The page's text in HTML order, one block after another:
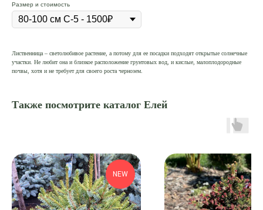
Размер и стоимость
Лиственница – светолюбивое растение, а потому для ее посадки подходят открытые солнечные
участки. Не любит она и близкое расположение грунтовых вод, и кислые, малоплодородные
почвы, хотя и не требует для своего роста чернозем.
Также посмотрите каталог Елей
NEW